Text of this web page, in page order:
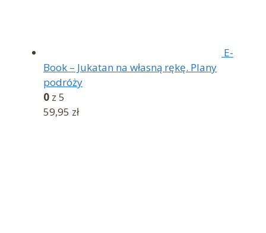
E-
Book – Jukatan na własną rękę. Plany
podróży
0 z 5
59,95 zł